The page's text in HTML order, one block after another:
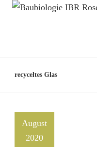
recyceltes Glas
August
2020